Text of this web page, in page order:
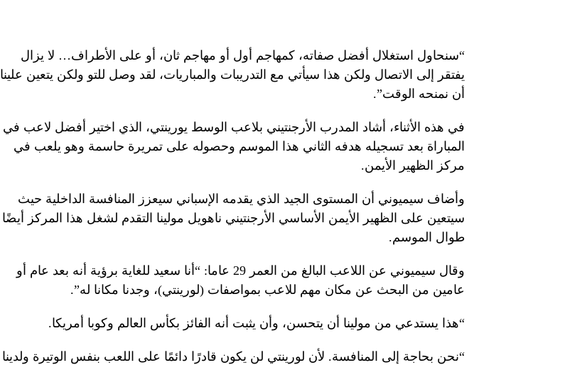
“سنحاول استغلال أفضل صفاته، كمهاجم أول أو مهاجم ثان، أو على الأطراف… لا يزال
يفتقر إلى الاتصال ولكن هذا سيأتي مع التدريبات والمباريات، لقد وصل للتو ولكن يتعين علينا
أن نمنحه الوقت”.
في هذه الأثناء، أشاد المدرب الأرجنتيني بلاعب الوسط يورينتي، الذي اختير أفضل لاعب في
المباراة بعد تسجيله هدفه الثاني هذا الموسم وحصوله على تمريرة حاسمة وهو يلعب في
مركز الظهير الأيمن.
وأضاف سيميوني أن المستوى الجيد الذي يقدمه الإسباني سيعزز المنافسة الداخلية حيث
سيتعين على الظهير الأيمن الأساسي الأرجنتيني ناهويل مولينا التقدم لشغل هذا المركز أيضًا
طوال الموسم.
وقال سيميوني عن اللاعب البالغ من العمر 29 عاما: “أنا سعيد للغاية برؤية أنه بعد عام أو
عامين من البحث عن مكان مهم للاعب بمواصفات (لورينتي)، وجدنا مكانا له”.
“هذا يستدعي من مولينا أن يتحسن، وأن يثبت أنه الفائز بكأس العالم وكوبا أمريكا.
“نحن بحاجة إلى المنافسة. لأن لورينتي لن يكون قادرًا دائمًا على اللعب بنفس الوتيرة ولدينا